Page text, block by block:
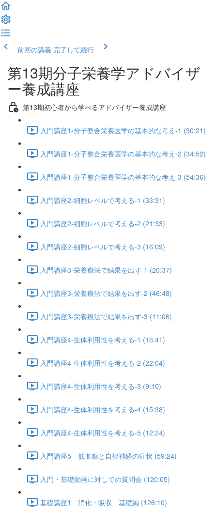
前回の講義 完了して続行
第13期分子栄養学アドバイザ
ー養成講座
第13期初心者から学べるアドバイザー養成講座
入門講座1-分子整合栄養医学の基本的な考え-1 (30:21)
入門講座1-分子整合栄養医学の基本的な考え-2 (34:52)
入門講座1-分子整合栄養医学の基本的な考え-3 (54:36)
入門講座2-細胞レベルで考える-1 (33:31)
入門講座2-細胞レベルで考える-2 (21:33)
入門講座2-細胞レベルで考える-3 (16:09)
入門講座3-栄養療法で結果を出す-1 (20:37)
入門講座3-栄養療法で結果を出す-2 (46:48)
入門講座3-栄養療法で結果を出す-3 (11:06)
入門講座4-生体利用性を考える-1 (16:41)
入門講座4-生体利用性を考える-2 (22:04)
入門講座4-生体利用性を考える-3 (9:10)
入門講座4-生体利用性を考える-4 (15:38)
入門講座4-生体利用性を考える-5 (12:24)
入門講座5 低血糖と自律神経の症状 (59:24)
入門・基礎動画に対しての質問会 (120:05)
基礎講座1 消化・吸収 基礎編 (126:10)